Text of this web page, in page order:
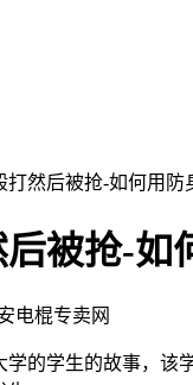
打然后被抢-如何用防
被抢-如
电棍专卖网
的学生的故事，该